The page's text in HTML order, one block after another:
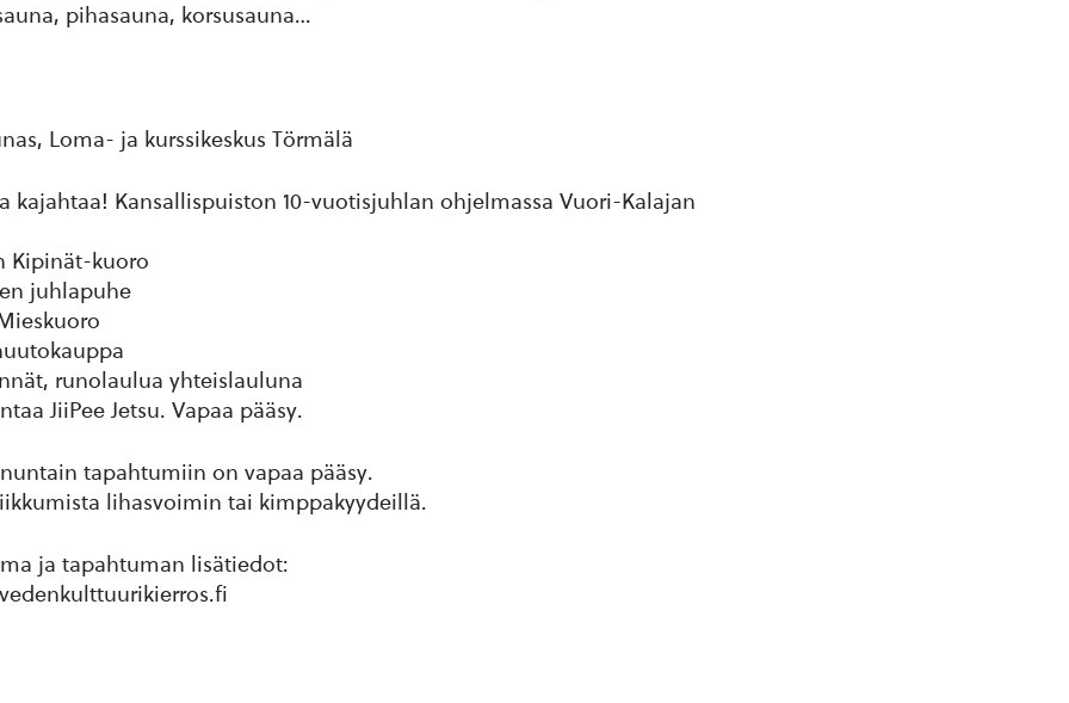
pihasauna, korsusauna…
Loma- ja kurssikeskus Törmälä
kajahtaa! Kansallispuiston 10-vuotisjuhlan ohjelmassa Vuori-Kalajan
Kipinät-kuoro
juhlapuhe
runolaulua yhteislauluna
JiiPee Jetsu. Vapaa pääsy.
tapahtumiin on vapaa pääsy.
lihasvoimin tai kimppakyydeillä.
ja tapahtuman lisätiedot: